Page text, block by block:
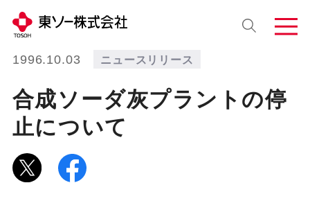
1996.10.03 ニュースリリース
合成ソーダ灰プラントの停
止について